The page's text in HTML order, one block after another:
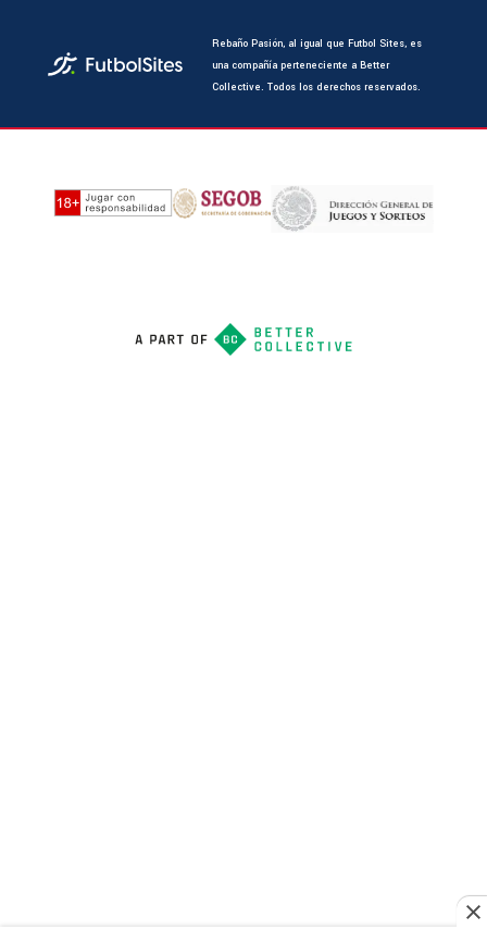
Rebaño Pasión, al igual que Futbol Sites, es
una compañía perteneciente a Better
Collective. Todos los derechos reservados.